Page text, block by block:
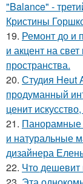
"Balance" -
Кристины
19. Ремонт до и
и акцент на
пространства.
20. Студия Heut
продуманный
ценит
21. Панорамные
и натуральные
дизайнера
22. Что дешевит